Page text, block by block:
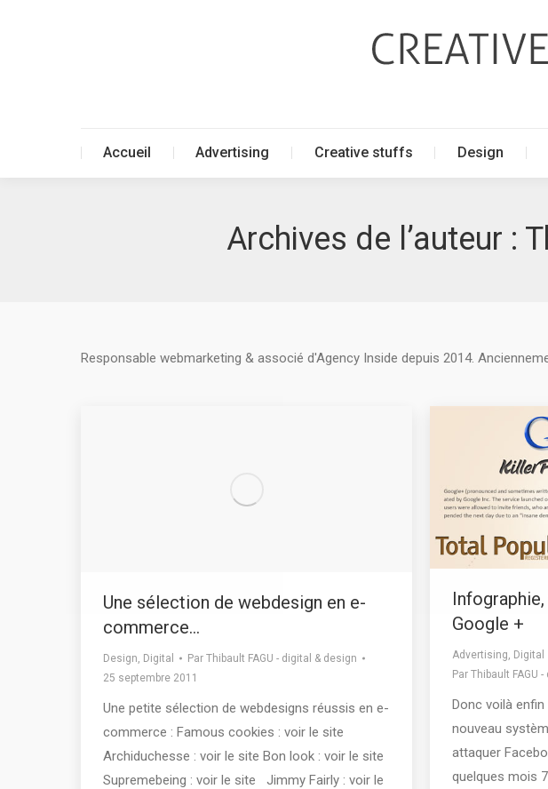
Accueil Advertising Creative stuffs Design
Archives de l’auteur :
Responsable webmarketing & associé d'Agency Inside depuis 2014.
Une sélection de webdesign en e-
commerce…
Design Digital Par Thibault FAGU - digital & design
25 septembre 2011
Une petite sélection de webdesigns réussis en e-
commerce : Famous cookies : voir le site
Archiduchesse : voir le site Bon look : voir le site
Supremebeing : voir le site Jimmy Fairly : voir le
Google +
Advertising, Digital
Par Thibault FAGU
Donc voilà
nouveau
attaquer
quelques mois